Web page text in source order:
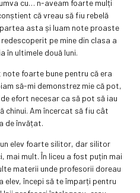
cu… n-aveam foarte mulți
că vreau să fiu rebelă
asta și luam note proaste
pe mine din clasa a
în ultimele două luni.
note foarte bune pentru că era
să-mi demonstrez mie că pot,
efort necesar ca să pot să iau
chinui. Am încercat să fiu cât
de învățat.
elev foarte silitor, dar silitor
mai mult. În liceu a fost puțin mai
materii unde profesorii doreau
elev, începi să te împarți pentru